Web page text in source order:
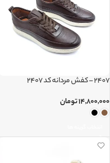
2407 – کفش مردانه کد 2407
۱۴,۸۰۰,۰۰۰تومان